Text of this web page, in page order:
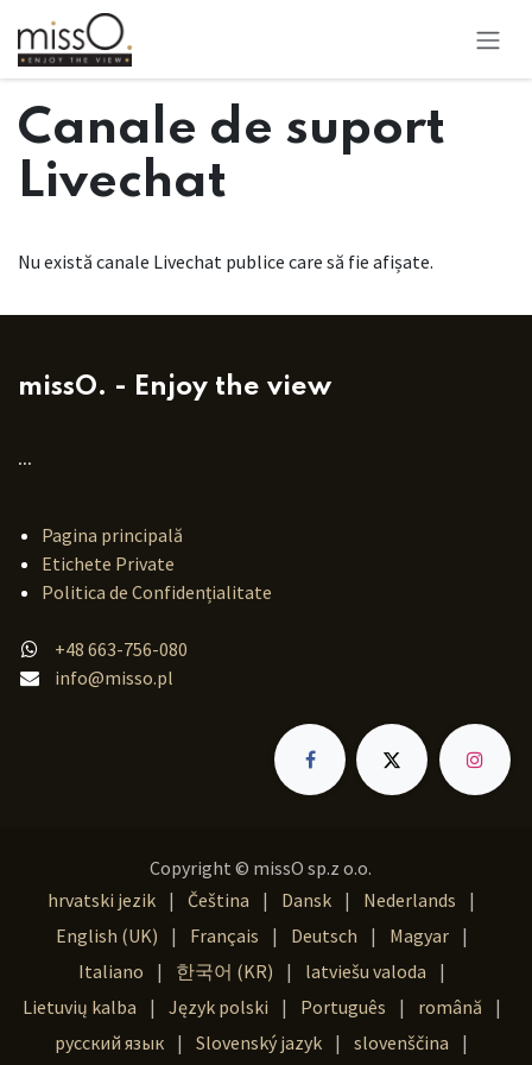
Sari la conținut
Canale de suport
Livechat
Nu există canale Livechat publice care să fie afișate.
missO. - Enjoy the view
...
Pagina principală
Etichete Private
Politica de Confidențialitate
+48 663-756-080
info@misso.pl
Copyright © missO sp.z o.o.
hrvatski jezik | Čeština | Dansk | Nederlands
|
English (UK)
| Français | Deutsch | Magyar
|
Italiano
| 한국어 (KR) | latviešu valoda
|
Lietuvių kalba
| Język polski | Português | română
|
русский язык | Slovenský jazyk | slovenščina |